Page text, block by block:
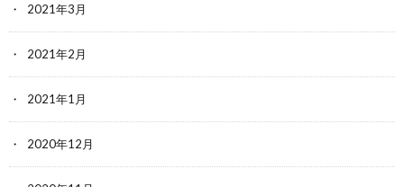
2021年3月
2021年2月
2021年1月
2020年12月